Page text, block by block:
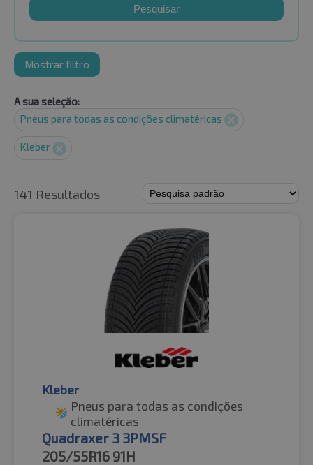
Pesquisar
Mostrar filtro
A sua seleção:
Pneus para todas as condições climatéricas
Kleber
141 Resultados
Kleber
Pneus para todas as condições
climatéricas
Quadraxer 3 3PMSF
205/55R16 91H